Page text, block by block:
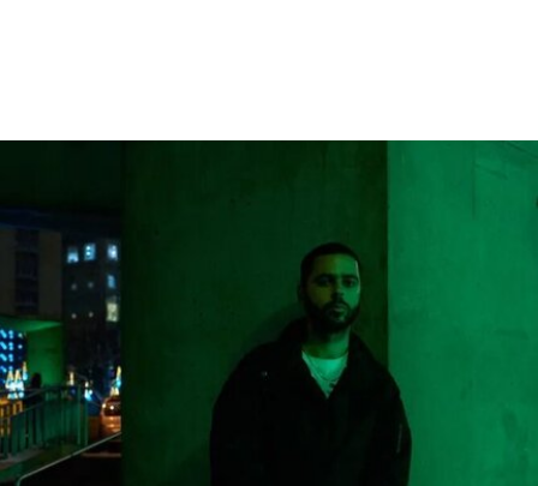
正博物馆所呈现的不准确信息”。7月4日，特朗普
尼学会及其管理层“未能完成阐释美国历史遗产这一
基本使命”。
美国博物馆联盟在声明中表示：“我们谴责特朗普政
府持续攻击史密森尼学会，以及那些负责保存、研
究和诠释美国历史、艺术、科学与文化的博物馆专
业人士。将博物馆如何呈现历史、艺术、科学、文
化及自然世界的方式政治化，并对从事这项工作的
博物馆专业人员进行人身攻击，正在威胁全国博物